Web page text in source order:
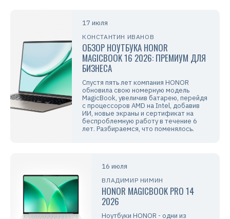
17 июля
КОНСТАНТИН ИВАНОВ
ОБЗОР НОУТБУКА HONOR
MAGICBOOK 16 2026: ПРЕМИУМ ДЛЯ
БИЗНЕСА
Спустя пять лет компания HONOR
обновила свою номерную модель
MagicBook, увеличив батарею, перейдя
с процессоров AMD на Intel, добавив
ИИ, новые экраны и сертификат на
беспроблемную работу в течение 6
лет. Разбираемся, что поменялось.
16 июля
ВЛАДИМИР НИМИН
HONOR MAGICBOOK PRO 14
2026
Ноутбуки HONOR - одни из